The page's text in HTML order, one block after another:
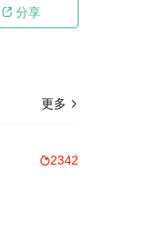
 分享
更多 
2342